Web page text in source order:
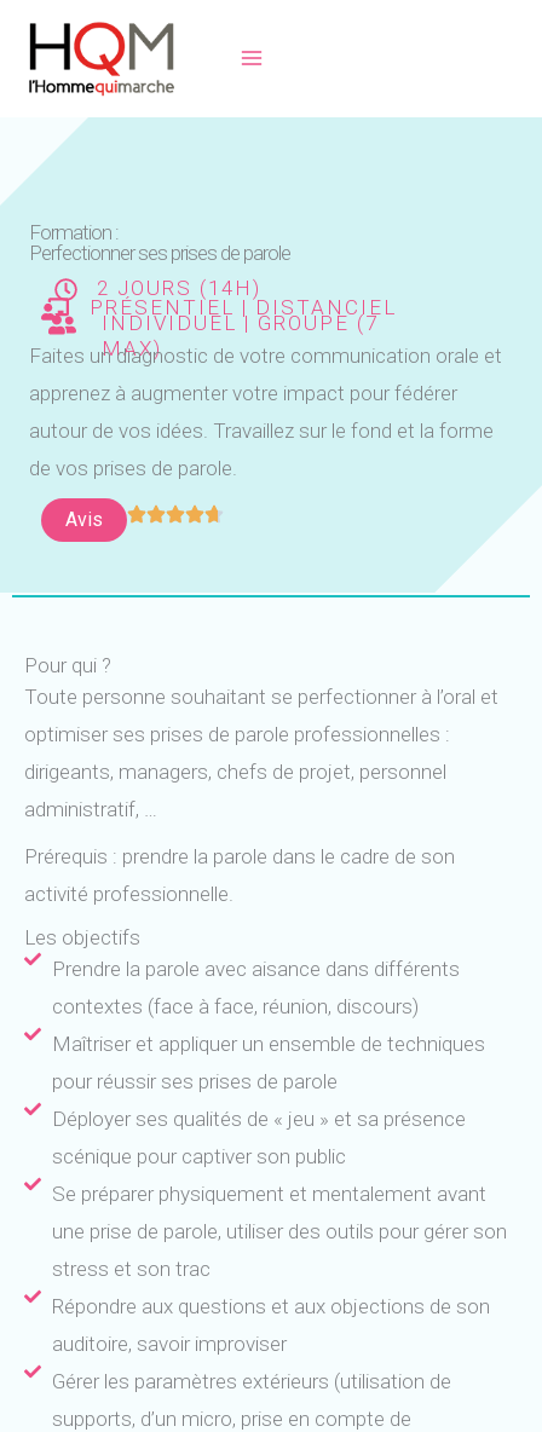
Aller
contenu
Formation :
Perfectionner ses prises de parole
2 JOURS (14H)
PRÉSENTIEL | DISTANCIEL
INDIVIDUEL | GROUPE (7
MAX)
Faites un diagnostic de votre communication orale et
apprenez à augmenter votre impact pour fédérer
autour de vos idées. Travaillez sur le fond et la forme
de vos prises de parole.
Avis
Pour qui ?
Toute personne souhaitant se perfectionner à l’oral et
optimiser ses prises de parole professionnelles :
dirigeants, managers, chefs de projet, personnel
administratif, …
Prérequis : prendre la parole dans le cadre de son
activité professionnelle.
Les objectifs
Prendre la parole avec aisance dans différents
contextes (face à face, réunion, discours)
Maîtriser et appliquer un ensemble de techniques
pour réussir ses prises de parole
Déployer ses qualités de « jeu » et sa présence
scénique pour captiver son public
Se préparer physiquement et mentalement avant
une prise de parole, utiliser des outils pour gérer son
stress et son trac
Répondre aux questions et aux objections de son
auditoire, savoir improviser
Gérer les paramètres extérieurs (utilisation de
supports, d’un micro, prise en compte de